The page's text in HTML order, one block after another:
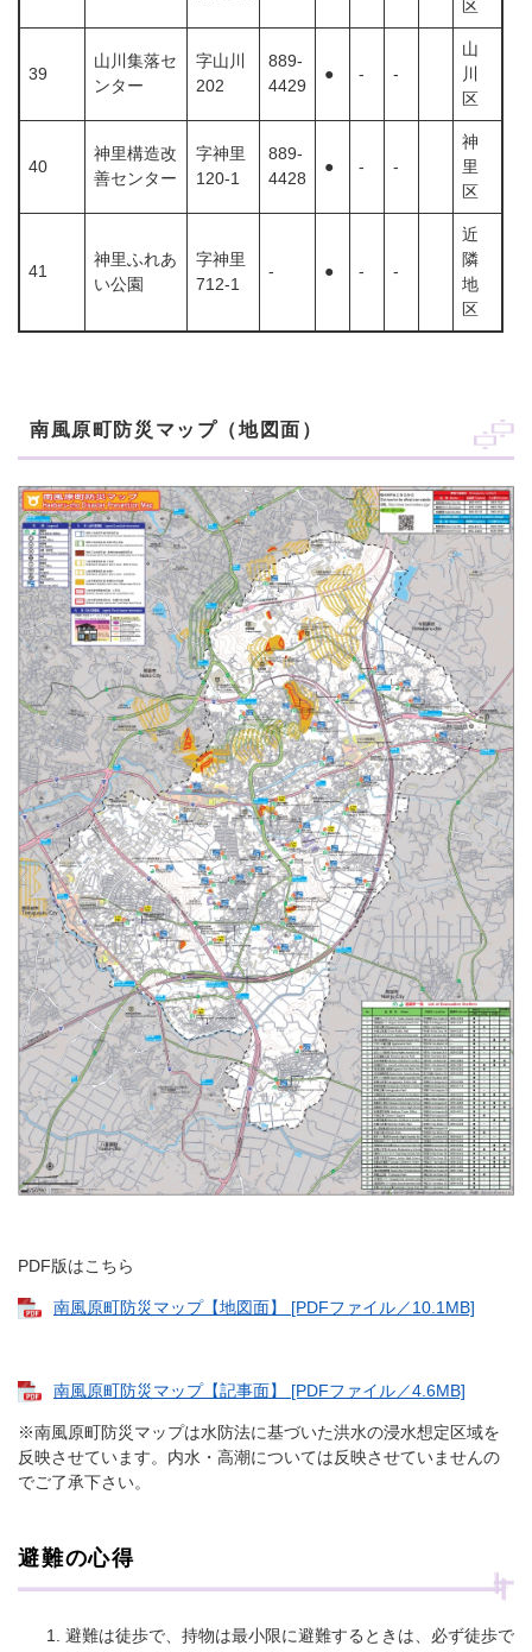
区
39
山川集落セ
ンター
字山川
202
889-
4429
● - -
山
川
区
40
神里構造改
善センター
字神里
120-1
889-
4428
● - -
神
里
区
41
神里ふれあ
い公園
字神里
712-1
- ● - -
近
隣
地
区
南風原町防災マップ（地図面）
PDF版はこちら
南風原町防災マップ【地図面】 [PDFファイル／10.1MB]
南風原町防災マップ【記事面】 [PDFファイル／4.6MB]
※南風原町防災マップは水防法に基づいた洪水の浸水想定区域を
反映させています。内水・高潮については反映させていませんの
でご了承下さい。
避難の心得
避難は徒歩で、持物は最小限に避難するときは、必ず徒歩で